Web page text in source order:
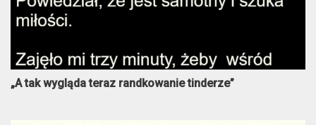
„A tak wygląda teraz randkowanie tinderze”